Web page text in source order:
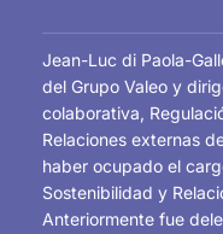
Jean-Luc di Paola-
del Grupo Valeo y
colaborativa,
Relaciones externas
haber ocupado el
Sostenibilidad y
Anteriormente fue